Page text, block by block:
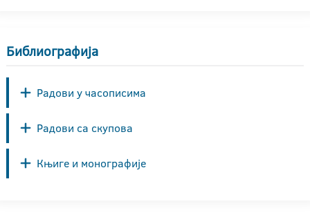
Библиографија
Радови у часописима
Радови са скупова
Књиге и монографије